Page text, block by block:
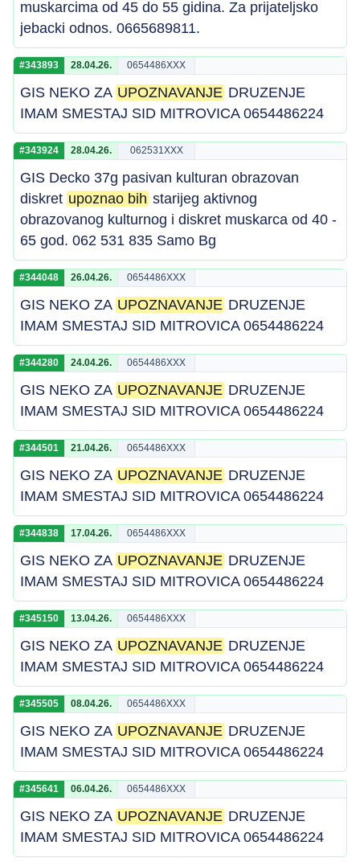
muskarcima od 45 do 55 gidina. Za prijateljsko
jebacki odnos. 0665689811.
#343893 28.04.26. 0654486XXX
GIS NEKO ZA UPOZNAVANJE DRUZENJE
IMAM SMESTAJ SID MITROVICA 0654486224
#343924 28.04.26. 062531XXX
GIS Decko 37g pasivan kulturan obrazovan
diskret upoznao bih starijeg aktivnog
obrazovanog kulturnog i diskret muskarca od 40 -
65 god. 062 531 835 Samo Bg
#344048 26.04.26. 0654486XXX
GIS NEKO ZA UPOZNAVANJE DRUZENJE
IMAM SMESTAJ SID MITROVICA 0654486224
#344280 24.04.26. 0654486XXX
GIS NEKO ZA UPOZNAVANJE DRUZENJE
IMAM SMESTAJ SID MITROVICA 0654486224
#344501 21.04.26. 0654486XXX
GIS NEKO ZA UPOZNAVANJE DRUZENJE
IMAM SMESTAJ SID MITROVICA 0654486224
#344838 17.04.26. 0654486XXX
GIS NEKO ZA UPOZNAVANJE DRUZENJE
IMAM SMESTAJ SID MITROVICA 0654486224
#345150 13.04.26. 0654486XXX
GIS NEKO ZA UPOZNAVANJE DRUZENJE
IMAM SMESTAJ SID MITROVICA 0654486224
#345505 08.04.26. 0654486XXX
GIS NEKO ZA UPOZNAVANJE DRUZENJE
IMAM SMESTAJ SID MITROVICA 0654486224
#345641 06.04.26. 0654486XXX
GIS NEKO ZA UPOZNAVANJE DRUZENJE
IMAM SMESTAJ SID MITROVICA 0654486224